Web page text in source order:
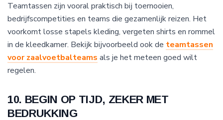
Teamtassen zijn vooral praktisch bij toernooien,
bedrijfscompetities en teams die gezamenlijk reizen. Het
voorkomt losse stapels kleding, vergeten shirts en rommel
in de kleedkamer. Bekijk bijvoorbeeld ook de teamtassen
voor zaalvoetbalteams als je het meteen goed wilt
regelen.
10. BEGIN OP TIJD, ZEKER MET
BEDRUKKING